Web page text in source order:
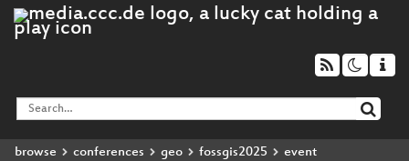
browse conferences geo fossgis2025 event